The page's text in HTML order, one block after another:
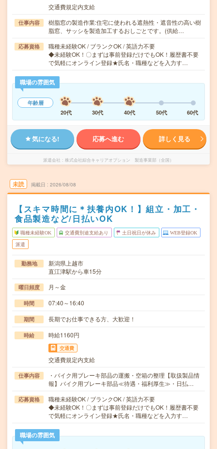
交通費規定内支給
仕事内容
樹脂窓の製造作業:住宅に使われる遮熱性・遮音性の高い樹
脂窓、サッシを製造加工するおしごとです。(供給…
応募資格
職種未経験OK / ブランクOK / 英語力不要
◆未経験OK！〇まずは事前登録だけでもOK！履歴書不要
で気軽にオンライン登録★氏名・職種などを入力す…
職場の雰囲気
年齢層
20代
30代 40代 50代 60代
気になる! 応募へ進む 詳しく見る
派遣会社 株式会社綜合キャリアオプション 製造事業部（全国）
未読 掲載日 2026/08/08
【スキマ時間に＊扶養内OK！】組立・加工・
食品製造など/日払いOK
職種未経験OK 交通費別途支給あり 土日祝日が休み WEB登録OK
派遣
勤務地
新潟県上越市
直江津駅から車15分
曜日頻度 月～金
時間 07:40～16:40
期間 長期でお仕事できる方、大歓迎！
時給 時給1160円
交通費
交通費規定内支給
仕事内容
・バイク用ブレーキ部品の運搬・空箱の整理【取扱製品情
報】バイク用ブレーキ部品≪待遇・福利厚生≫・日払…
応募資格
職種未経験OK / ブランクOK / 英語力不要
◆未経験OK！〇まずは事前登録だけでもOK！履歴書不要
で気軽にオンライン登録★氏名・職種などを入力す…
職場の雰囲気